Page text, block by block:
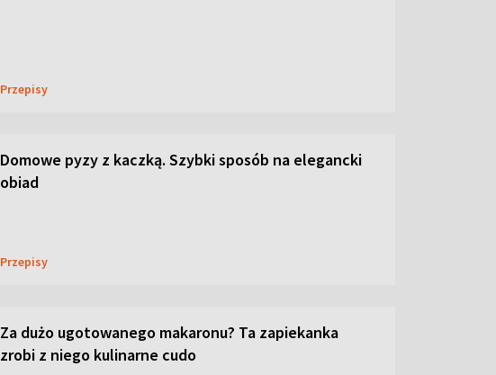
Przepisy
Domowe pyzy z kaczką. Szybki sposób na elegancki
obiad
Przepisy
Za dużo ugotowanego makaronu? Ta zapiekanka
zrobi z niego kulinarne cudo